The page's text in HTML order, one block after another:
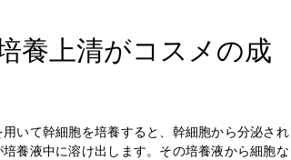
養上清がコスメの成
いて幹細胞を培養すると、幹細胞から分泌され
養液中に溶け出します。その培養液から細胞な